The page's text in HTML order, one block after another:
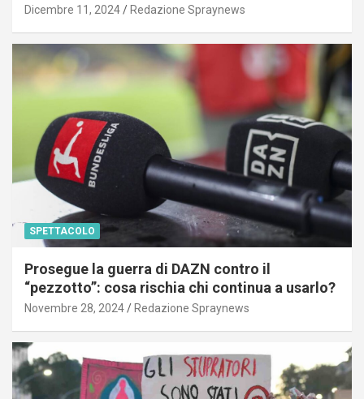
Dicembre 11, 2024 Redazione Spraynews
SPETTACOLO
Prosegue la guerra di DAZN contro il
“pezzotto”: cosa rischia chi continua a usarlo?
Novembre 28, 2024 Redazione Spraynews